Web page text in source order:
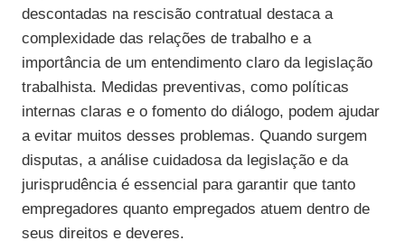
descontadas na rescisão contratual destaca a
complexidade das relações de trabalho e a
importância de um entendimento claro da legislação
trabalhista. Medidas preventivas, como políticas
internas claras e o fomento do diálogo, podem ajudar
a evitar muitos desses problemas. Quando surgem
disputas, a análise cuidadosa da legislação e da
jurisprudência é essencial para garantir que tanto
empregadores quanto empregados atuem dentro de
seus direitos e deveres.